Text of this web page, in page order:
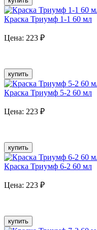
Краска Триумф 1-1 60 мл
Цена: 223 ₽
купить
Краска Триумф 5-2 60 мл
Цена: 223 ₽
купить
Краска Триумф 6-2 60 мл
Цена: 223 ₽
купить